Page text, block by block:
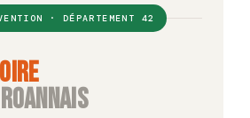
· DÉPARTEMENT 42